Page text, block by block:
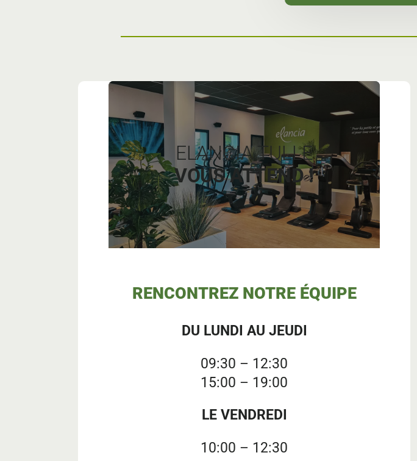
ELANCIA TULLE
VOUS ATTEND !
RENCONTREZ NOTRE ÉQUIPE
DU LUNDI AU JEUDI
09:30 – 12:30
15:00 – 19:00
LE VENDREDI
10:00 – 12:30